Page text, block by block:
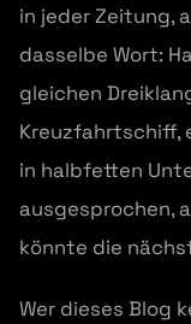
in jeder Zeitung,
dasselbe Wort:
gleichen
Kreuzfahrtschiff,
in halbfetten
ausgesprochen,
könnte die
Wer dieses Blog